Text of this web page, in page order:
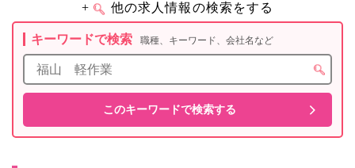
+ 他の求人情報の検索をする
キーワードで検索 職種、キーワード、会社名など